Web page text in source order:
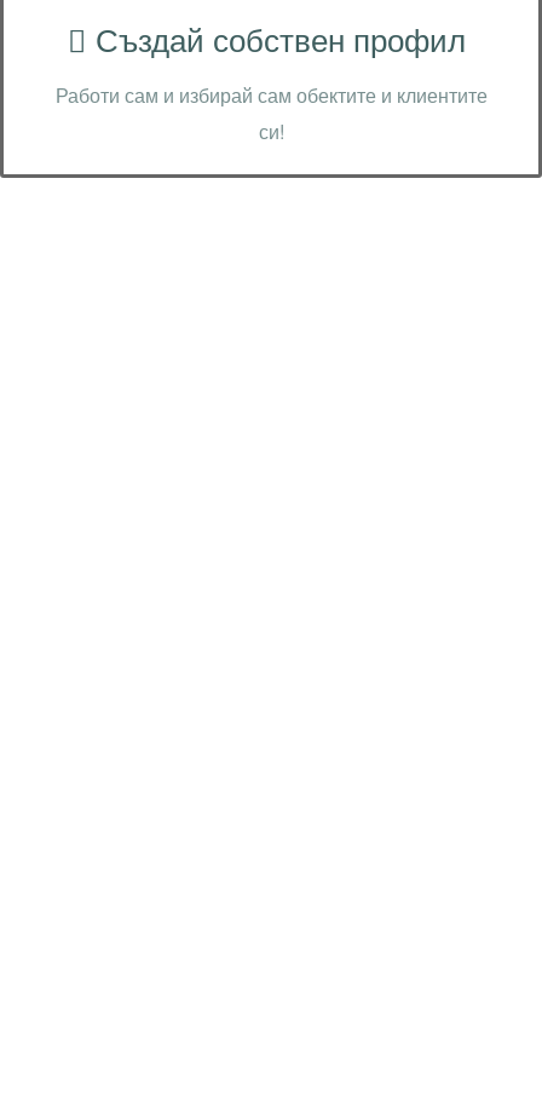
Създай собствен профил
Работи сам и избирай сам обектите и клиентите
си!